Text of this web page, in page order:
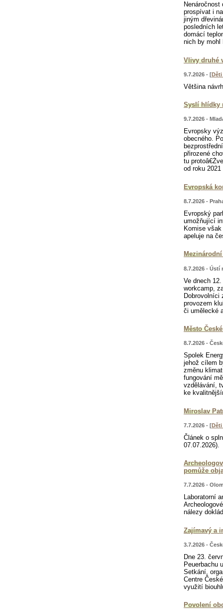
prospívat i
jiným
posledních
domácí
nich by mohl
Vlivy druhé
9.7.2026 - [Děti
Většina
Syslí hlídky
9.7.2026 -
Evropsky
obecného.
přirozené
tu
od roku
Evropská
8.7.2026 -
Evropský
umožňující
Komise
apeluje na
8.7.2026 - Ústí
Ve dnech
workcamp,
Dobrovolníci
provozem
či umělecké
Město
8.7.2026 -
Spolek
jehož cílem
změnu
fungování
vzdělávání,
ke
Miroslav
7.7.2026 - [Děti
Článek o
07.07.2026).
pomůže
7.7.2026 -
Laboratorní
nálezy
Zajímavý a
3.7.2026 -
Dne 23.
Peuerbachu
Setkání,
Centre
využití
Povolení